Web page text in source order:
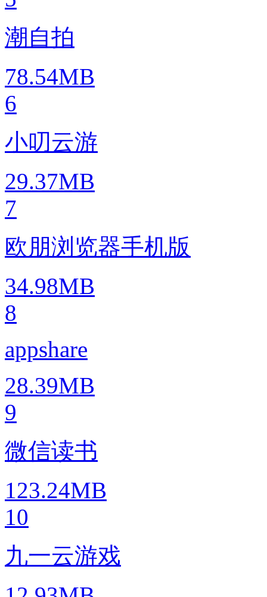
潮自拍
78.54MB
6
小叨云游
29.37MB
7
欧朋浏览器手机版
34.98MB
8
appshare
28.39MB
9
微信读书
123.24MB
10
九一云游戏